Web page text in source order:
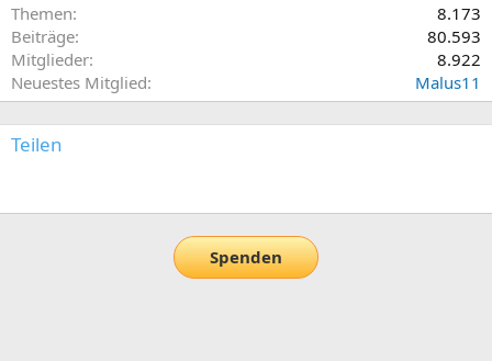
Themen
8.173
Beiträge
80.593
Mitglieder
8.922
Neuestes Mitglied
Malus11
Teilen
Spenden